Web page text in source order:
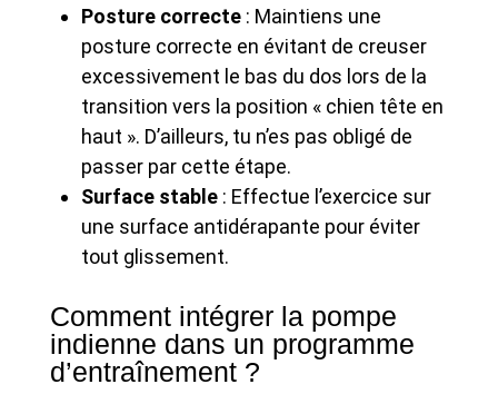
Posture correcte : Maintiens une
posture correcte en évitant de creuser
excessivement le bas du dos lors de la
transition vers la position « chien tête en
haut ». D’ailleurs, tu n’es pas obligé de
passer par cette étape.
Surface stable : Effectue l’exercice sur
une surface antidérapante pour éviter
tout glissement.
Comment intégrer la pompe
indienne dans un programme
d’entraînement ?